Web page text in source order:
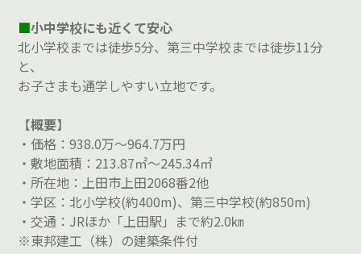
■小中学校にも近くて安心
北小学校までは徒歩5分、第三中学校までは徒歩11分
と、
お子さまも通学しやすい立地です。
【概要】
・価格：938.0万～964.7万円
・敷地面積：213.87㎡～245.34㎡
・所在地：上田市上田2068番2他
・学区：北小学校(約400m)、第三中学校(約850m)
・交通：JRほか「上田駅」まで約2.0㎞
※東邦建工（株）の建築条件付